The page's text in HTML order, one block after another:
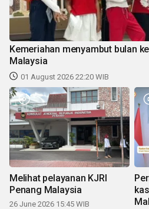
Kemeriahan menyambut bulan
Malaysia
01 August 2026 22:20 WIB
Melihat pelayanan KJRI
Penang Malaysia
26 June 2026 15:45 WIB